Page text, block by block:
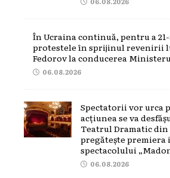
În Ucraina continuă, pentru a
protestele în sprijinul revenirii
Fedorov la conducerea
06.08.2026
Spectatorii vor urca
acțiunea se va
Teatrul Dramatic
pregătește premiera
spectacolului
06.08.2026